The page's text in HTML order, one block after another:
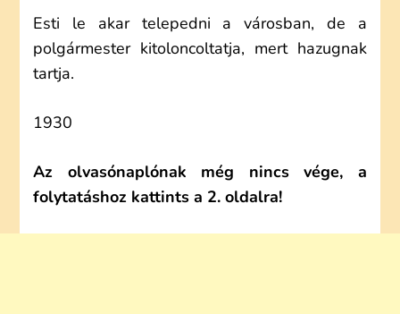
Esti le akar telepedni a városban, de a
polgármester kitoloncoltatja, mert hazugnak
tartja.
1930
Az olvasónaplónak még nincs vége, a
folytatáshoz kattints a 2. oldalra!